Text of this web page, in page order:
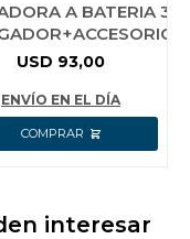
A BATERIA
WADFOW
USD 93,00
ENVÍO EN EL DÍA
interesar